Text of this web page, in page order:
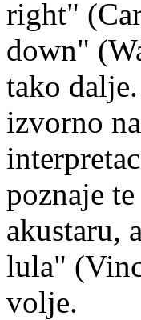
right"
down"
tako
izvorno
poznaje
akustaru,
lula"
volje.